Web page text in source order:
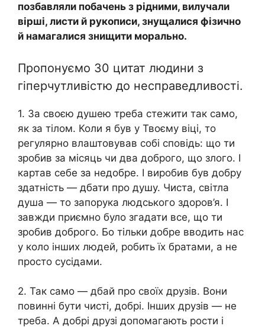
позбавляли побачень з рідними, вилучали
вірші, листи й рукописи, знущалися фізично
й намагалися знищити мoрально.
Пропонуємо 30 цитат людини з
гіперчутливістю до несправедливості.
1. За своєю душею треба стежити так само,
як за тілом. Коли я був у Твоєму віці, то
регулярно влаштовував собі сповідь: що ти
зробив за місяць чи два доброго, що злого. І
картав себе за недобре. І виробив був добру
здатність — дбати про душу. Чиста, світла
душа — то запорука людського здоров’я. І
завжди приємно було згадати все, що ти
зробив доброго. Бо тільки добре вводить нас
у коло інших людей, робить їх братами, а не
просто сусідами.
2. Так само — дбай про своїх друзів. Вони
повинні бути чисті, добрі. Інших друзів — не
треба. А добрі друзі допомагають рости і